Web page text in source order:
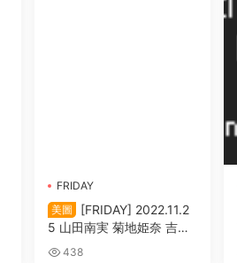
FRIDAY
美圖
[FRIDAY] 2022.11.2
5 山田南実 菊地姫奈 吉田
あかり いけちゃん 大和田
438